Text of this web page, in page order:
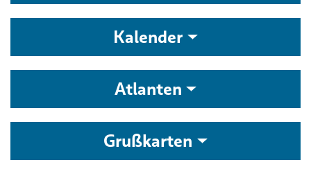
Kalender
Atlanten
Grußkarten